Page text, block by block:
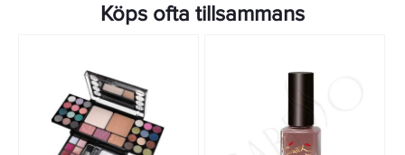
Köps ofta tillsammans